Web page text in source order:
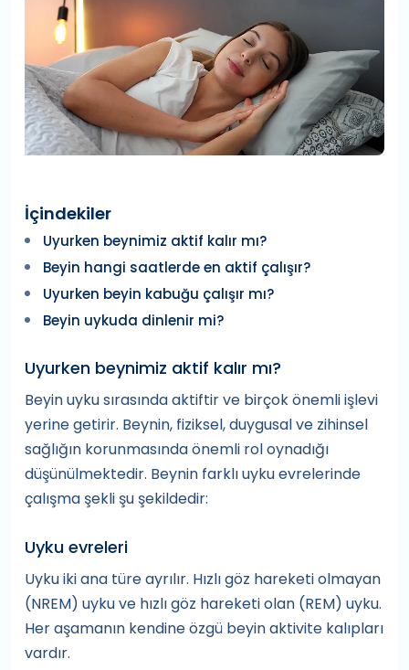
İçindekiler
Uyurken beynimiz aktif kalır mı?
Beyin hangi saatlerde en aktif çalışır?
Uyurken beyin kabuğu çalışır mı?
Beyin uykuda dinlenir mi?
Uyurken beynimiz aktif kalır mı?
Beyin uyku sırasında aktiftir ve birçok önemli işlevi
yerine getirir. Beynin, fiziksel, duygusal ve zihinsel
sağlığın korunmasında önemli rol oynadığı
düşünülmektedir. Beynin farklı uyku evrelerinde
çalışma şekli şu şekildedir:
Uyku evreleri
Uyku iki ana türe ayrılır. Hızlı göz hareketi olmayan
(NREM) uyku ve hızlı göz hareketi olan (REM) uyku.
Her aşamanın kendine özgü beyin aktivite kalıpları
vardır.